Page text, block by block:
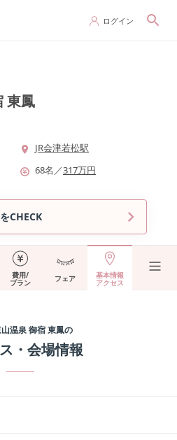
ログイン
東鳳
JR会津若松駅
68名 ／317万円
CHECK
費用/
プラン フェア 基本情報
アクセス
温泉 御宿 東鳳の
・会場情報